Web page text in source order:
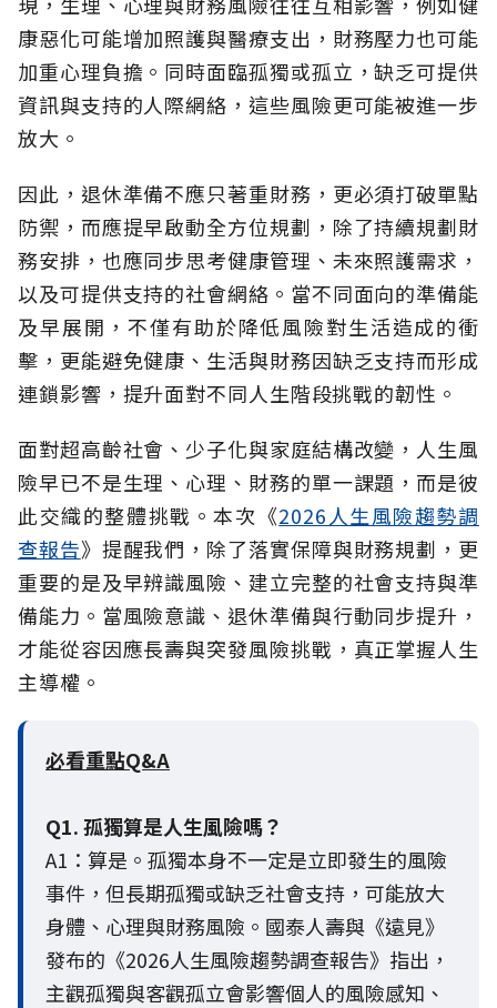
康惡化可能增加照護與醫療支出，財務壓力也可能
加重心理負擔。同時面臨孤獨或孤立，缺乏可提供
資訊與支持的人際網絡，這些風險更可能被進一步
放大。
因此，退休準備不應只著重財務，更必須打破單點
防禦，而應提早啟動全方位規劃，除了持續規劃財
務安排，也應同步思考健康管理、未來照護需求，
以及可提供支持的社會網絡。當不同面向的準備能
及早展開，不僅有助於降低風險對生活造成的衝
擊，更能避免健康、生活與財務因缺乏支持而形成
連鎖影響，提升面對不同人生階段挑戰的韌性。
面對超高齡社會、少子化與家庭結構改變，人生風
險早已不是生理、心理、財務的單一課題，而是彼
此交織的整體挑戰。本次《2026人生風險趨勢調
查報告》提醒我們，除了落實保障與財務規劃，更
重要的是及早辨識風險、建立完整的社會支持與準
備能力。當風險意識、退休準備與行動同步提升，
才能從容因應長壽與突發風險挑戰，真正掌握人生
主導權。
必看重點Q&A
Q1. 孤獨算是人生風險嗎？
A1：算是。孤獨本身不一定是立即發生的風險
事件，但長期孤獨或缺乏社會支持，可能放大
身體、心理與財務風險。國泰人壽與《遠見》
發布的《2026人生風險趨勢調查報告》指出，
主觀孤獨與客觀孤立會影響個人的風險感知、